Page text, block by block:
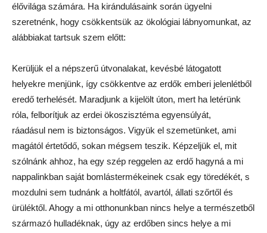
élővilága számára. Ha kirándulásaink során ügyelni
szeretnénk, hogy csökkentsük az ökológiai lábnyomunkat, az
alábbiakat tartsuk szem előtt:
Kerüljük el a népszerű útvonalakat, kevésbé látogatott
helyekre menjünk, így csökkentve az erdők emberi jelenlétből
eredő terhelését. Maradjunk a kijelölt úton, mert ha letérünk
róla, felborítjuk az erdei ökoszisztéma egyensúlyát,
ráadásul nem is biztonságos. Vigyük el szemetünket, ami
magától értetődő, sokan mégsem teszik. Képzeljük el, mit
szólnánk ahhoz, ha egy szép reggelen az erdő hagyná a mi
nappalinkban saját bomlástermékeinek csak egy töredékét, s
mozdulni sem tudnánk a holtfától, avartól, állati szőrtől és
ürüléktől. Ahogy a mi otthonunkban nincs helye a természetből
származó hulladéknak, úgy az erdőben sincs helye a mi